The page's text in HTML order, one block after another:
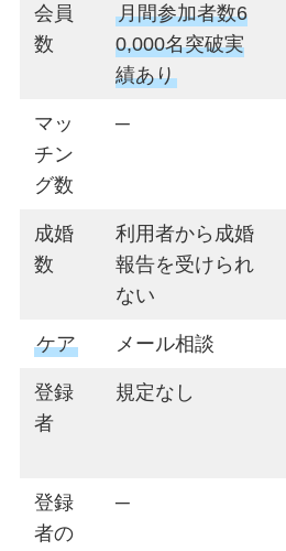
会員
数
月間参加者数6
0,000名突破実
績あり
マッ
チン
グ数
─
成婚
数
利用者から成婚
報告を受けられ
ない
ケア メール相談
登録
者
規定なし
登録
者の
─